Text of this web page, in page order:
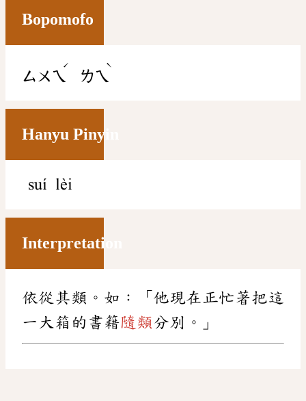
Bopomofo
ㄙㄨㄟ
ˊ
ㄌㄟ
ˋ
Hanyu Pinyin
suí lèi
Interpretation
依從其類。如：「他現在正忙著把這
一大箱的書籍隨類分別。」